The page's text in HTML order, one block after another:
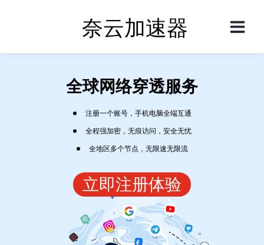
奈云加速器
全球网络穿透服务
注册一个账号，手机电脑全端互通
全程强加密，无痕访问，安全无忧
全地区多个节点，无限速无限流
立即注册体验